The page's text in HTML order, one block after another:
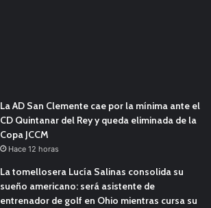
La AD San Clemente cae por la mínima ante el
CD Quintanar del Rey y queda eliminada de la
Copa JCCM
Hace 12 horas
La tomellosera Lucía Salinas consolida su
sueño americano: será asistente de
entrenador de golf en Ohio mientras cursa su